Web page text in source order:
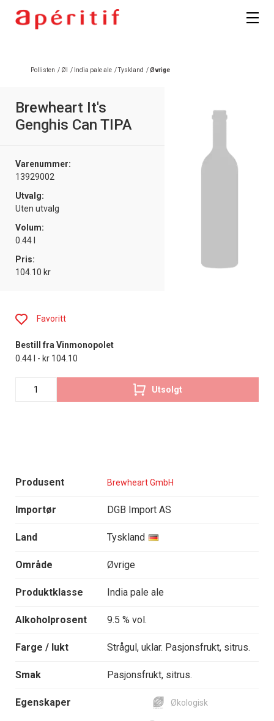
Pollisten / Øl / India pale ale /Tyskland /Øvrige
Brewheart It's
Genghis Can TIPA
Varenummer:
13929002
Utvalg:
Uten utvalg
Volum:
0.44 l
Pris:
104.10 kr
Produsent Brewheart GmbH
Importør DGB Import AS
Land Tyskland
Område Øvrige
Produktklasse India pale ale
Alkoholprosent 9.5 % vol.
Farge / lukt Strågul, uklar. Pasjonsfrukt, sitrus.
Smak Pasjonsfrukt, sitrus.
Egenskaper Økologisk
Favoritt
Bestill fra Vinmonopolet
0.44 l - kr 104.10
Utsolgt